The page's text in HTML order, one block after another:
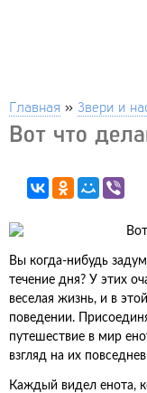
Главная » Звери и
Вот что
Вы когда-нибудь
течение дня? У этих
веселая жизнь, и в
поведении.
путешествие в мир
взгляд на их
Каждый видел енота,